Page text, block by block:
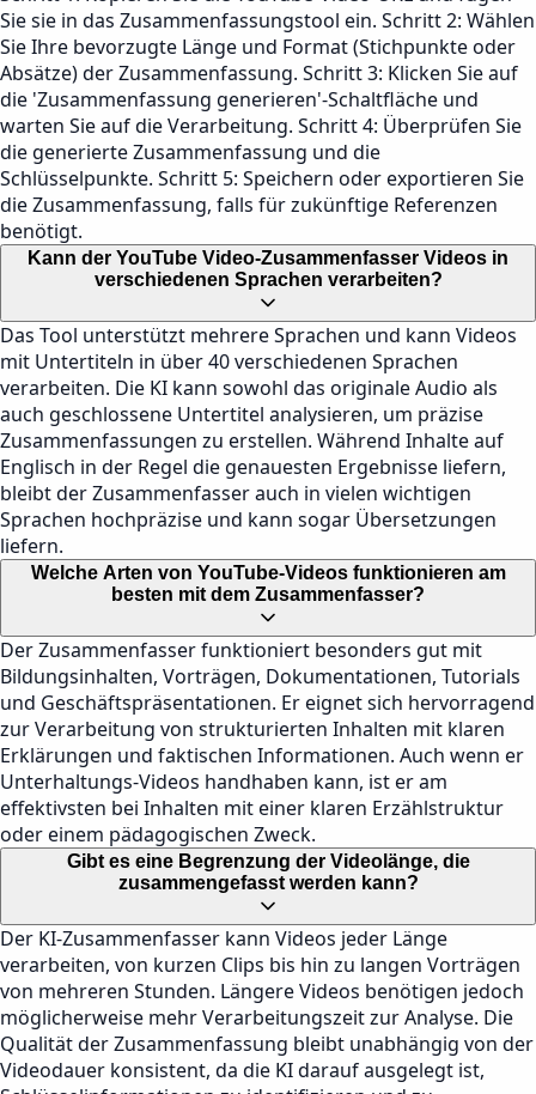
Sie sie in das Zusammenfassungstool ein. Schritt 2: Wählen
Sie Ihre bevorzugte Länge und Format (Stichpunkte oder
Absätze) der Zusammenfassung. Schritt 3: Klicken Sie auf
die 'Zusammenfassung generieren'-Schaltfläche und
warten Sie auf die Verarbeitung. Schritt 4: Überprüfen Sie
die generierte Zusammenfassung und die
Schlüsselpunkte. Schritt 5: Speichern oder exportieren Sie
die Zusammenfassung, falls für zukünftige Referenzen
benötigt.
Kann der YouTube Video-Zusammenfasser Videos in
verschiedenen Sprachen verarbeiten?
Das Tool unterstützt mehrere Sprachen und kann Videos
mit Untertiteln in über 40 verschiedenen Sprachen
verarbeiten. Die KI kann sowohl das originale Audio als
auch geschlossene Untertitel analysieren, um präzise
Zusammenfassungen zu erstellen. Während Inhalte auf
Englisch in der Regel die genauesten Ergebnisse liefern,
bleibt der Zusammenfasser auch in vielen wichtigen
Sprachen hochpräzise und kann sogar Übersetzungen
liefern.
Welche Arten von YouTube-Videos funktionieren am
besten mit dem Zusammenfasser?
Der Zusammenfasser funktioniert besonders gut mit
Bildungsinhalten, Vorträgen, Dokumentationen, Tutorials
und Geschäftspräsentationen. Er eignet sich hervorragend
zur Verarbeitung von strukturierten Inhalten mit klaren
Erklärungen und faktischen Informationen. Auch wenn er
Unterhaltungs-Videos handhaben kann, ist er am
effektivsten bei Inhalten mit einer klaren Erzählstruktur
oder einem pädagogischen Zweck.
Gibt es eine Begrenzung der Videolänge, die
zusammengefasst werden kann?
Der KI-Zusammenfasser kann Videos jeder Länge
verarbeiten, von kurzen Clips bis hin zu langen Vorträgen
von mehreren Stunden. Längere Videos benötigen jedoch
möglicherweise mehr Verarbeitungszeit zur Analyse. Die
Qualität der Zusammenfassung bleibt unabhängig von der
Videodauer konsistent, da die KI darauf ausgelegt ist,